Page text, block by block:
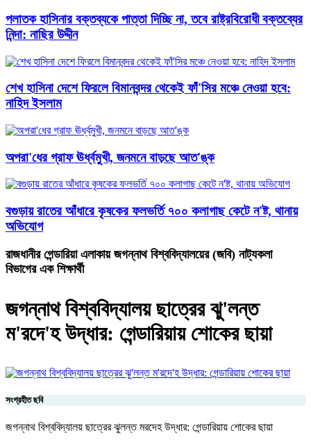
পলাতক হাসিনার বক্তব্যকে পাত্তা দিচ্ছি না, তবে রাষ্ট্রবিরোধী বক্তব্যের
নিন্দা: নাছির উদ্দীন
শেখ হাসিনা দেশে ফিরলে বিমানবন্দর থেকেই ফাঁ'সির মঞ্চে নেওয়া হবে:
নাহিদ ইসলাম
অপরা'ধের গ্রাফ ঊর্ধ্বমুখী, জনমনে বাড়ছে আত'ঙ্ক
বগুড়ায় রাতের আঁধারে কৃষকের ফলভর্তি ৭০০ কলাগাছ কেটে ন'ষ্ট, থানায়
অভিযোগ
​রাজধানীর গেন্ডারিয়া এলাকায় জগন্নাথ বিশ্ববিদ্যালয়ের (জবি) নাট্যকলা
বিভাগের এক শিক্ষার্থী
জগন্নাথ বিশ্ববিদ্যালয় ছাত্রের ঝু'লন্ত
ম'রদে'হ উদ্ধার: গেন্ডারিয়ায় শোকের ছায়া
সংগ্রহীত ছবি
জগন্নাথ বিশ্ববিদ্যালয় ছাত্রের ঝুলন্ত মরদেহ উদ্ধার: গেন্ডারিয়ায় শোকের ছায়া